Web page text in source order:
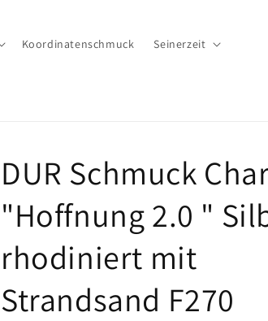
Koordinatenschmuck Seinerzeit
DUR Schmuck
"Hoffnung 2.0 "
rhodiniert mit
Strandsand F270